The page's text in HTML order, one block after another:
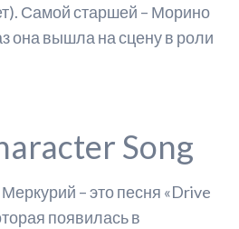
Самой старшей – Морино
она вышла на сцену в роли
Song
– это песня «Drive
появилась в